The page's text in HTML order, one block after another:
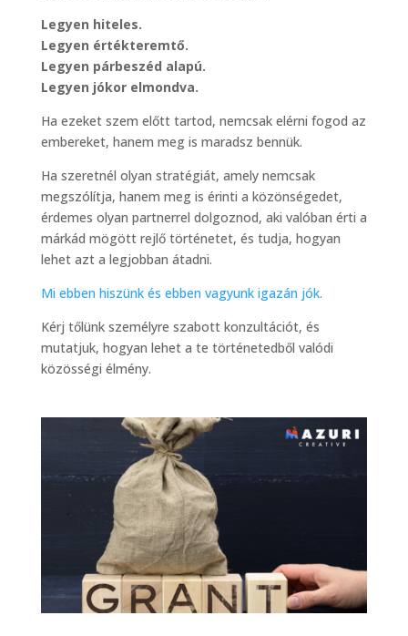
Legyen hiteles.
Legyen értékteremtő.
Legyen párbeszéd alapú.
Legyen jókor elmondva.
Ha ezeket szem előtt tartod, nemcsak elérni fogod az
embereket, hanem meg is maradsz bennük.
Ha szeretnél olyan stratégiát, amely nemcsak
megszólítja, hanem meg is érinti a közönségedet,
érdemes olyan partnerrel dolgoznod, aki valóban érti a
márkád mögött rejlő történetet, és tudja, hogyan
lehet azt a legjobban átadni.
Mi ebben hiszünk és ebben vagyunk igazán jók.
Kérj tőlünk személyre szabott konzultációt, és
mutatjuk, hogyan lehet a te történetedből valódi
közösségi élmény.